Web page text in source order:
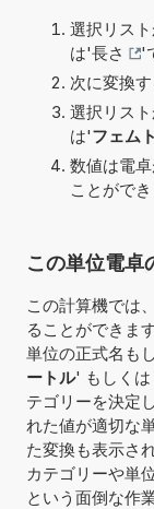
選択リス
は'長さ
'
次に変換
選択リス
は'フェム
数値は電
ことがで
この単位電
この計算機では
ることができま
単位の正式名も
ートル' もしくは
テゴリーを決定
れた値が適切な
た変換も表示さ
カテゴリーや単
という面倒な作